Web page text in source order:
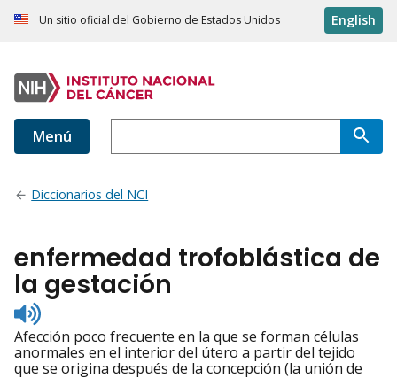
Un sitio oficial del Gobierno de Estados Unidos English
Menú
Diccionarios del NCI
enfermedad trofoblástica de
la gestación
Listen
to
pronunciation
Afección poco frecuente en la que se forman células
anormales en el interior del útero a partir del tejido
que se origina después de la concepción (la unión de